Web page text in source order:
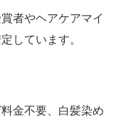
者やヘアケアマイ
しています。
金不要、白髪染め